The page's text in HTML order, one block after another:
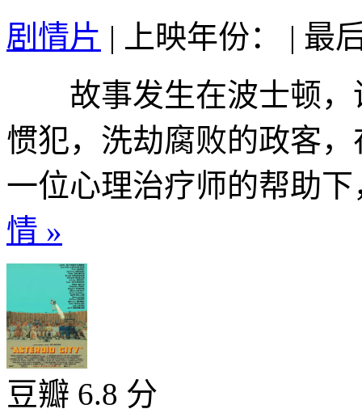
剧情片 | 上映年份： | 最
故事发生在波士顿，
惯犯，洗劫腐败的政客
一位心理治疗师的帮助
情 »
豆瓣 6.8 分